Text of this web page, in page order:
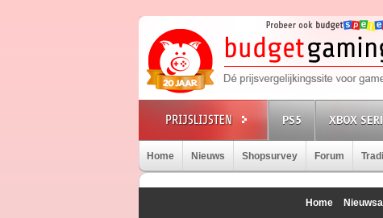
PS5 XBOX
Home Nieuws Shopsurvey Forum
Home